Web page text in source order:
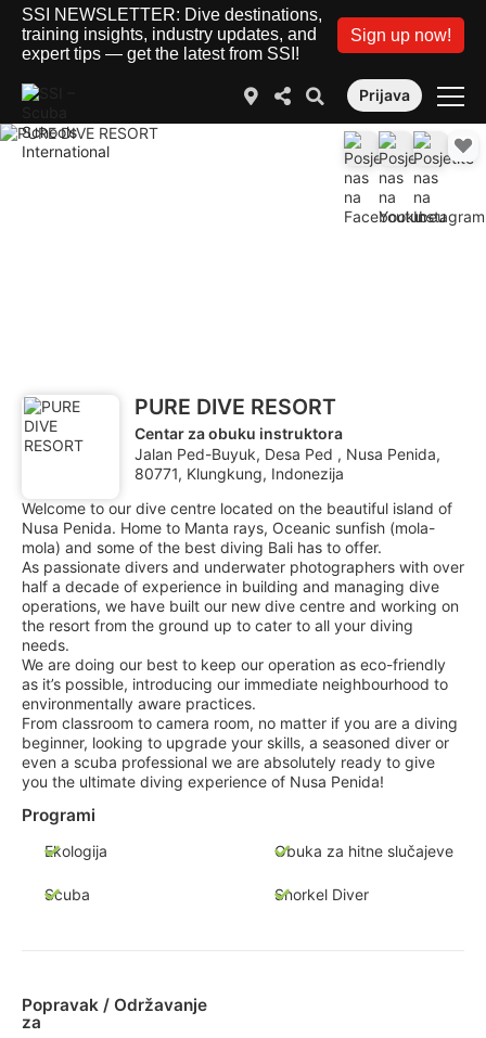
SSI NEWSLETTER: Dive destinations,
training insights, industry updates, and
expert tips — get the latest from SSI!
Sign up now!
Prijava
PURE DIVE RESORT
Centar za obuku instruktora
Jalan Ped-Buyuk, Desa Ped , Nusa Penida,
80771, Klungkung, Indonezija
Welcome to our dive centre located on the beautiful island of
Nusa Penida. Home to Manta rays, Oceanic sunfish (mola-
mola) and some of the best diving Bali has to offer.
As passionate divers and underwater photographers with over
half a decade of experience in building and managing dive
operations, we have built our new dive centre and working on
the resort from the ground up to cater to all your diving
needs.
We are doing our best to keep our operation as eco-friendly
as it’s possible, introducing our immediate neighbourhood to
environmentally aware practices.
From classroom to camera room, no matter if you are a diving
beginner, looking to upgrade your skills, a seasoned diver or
even a scuba professional we are absolutely ready to give
you the ultimate diving experience of Nusa Penida!
Programi
Ekologija Obuka za hitne slučajeve
Scuba Snorkel Diver
Popravak / Održavanje
za